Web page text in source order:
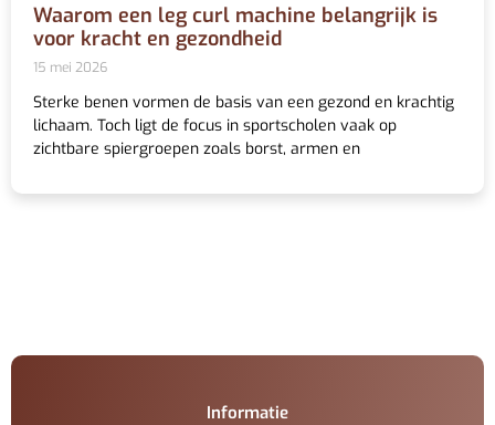
Waarom een leg curl machine belangrijk is
voor kracht en gezondheid
15 mei 2026
Sterke benen vormen de basis van een gezond en krachtig
lichaam. Toch ligt de focus in sportscholen vaak op
zichtbare spiergroepen zoals borst, armen en
Informatie